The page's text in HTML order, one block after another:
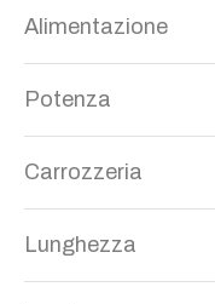
Alimentazione
Potenza
Carrozzeria
Lunghezza